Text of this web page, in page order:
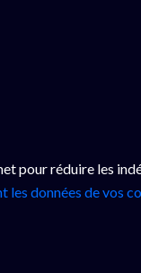
pour réduire les
les données de vos